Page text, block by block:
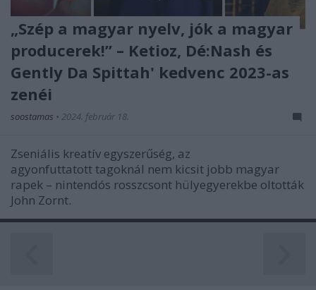
„Szép a magyar nyelv, jók a magyar
producerek!” – Ketioz, Dé:Nash és
Gently Da Spittah' kedvenc 2023-as
zenéi
soostamas • 2024. február 18.
Zseniális kreatív egyszerűség, az
agyonfuttatott tagoknál nem kicsit jobb magyar
rapek – nintendós rosszcsont hülyegyerekbe oltották
John Zornt.